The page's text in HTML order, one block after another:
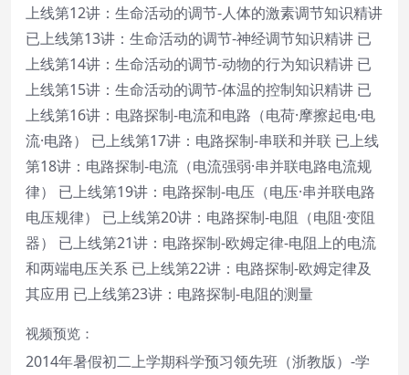
上线第12讲：生命活动的调节-人体的激素调节知识精讲
已上线第13讲：生命活动的调节-神经调节知识精讲 已
上线第14讲：生命活动的调节-动物的行为知识精讲 已
上线第15讲：生命活动的调节-体温的控制知识精讲 已
上线第16讲：电路探制-电流和电路（电荷·摩擦起电·电
流·电路） 已上线第17讲：电路探制-串联和并联 已上线
第18讲：电路探制-电流（电流强弱·串并联电路电流规
律） 已上线第19讲：电路探制-电压（电压·串并联电路
电压规律） 已上线第20讲：电路探制-电阻（电阻·变阻
器） 已上线第21讲：电路探制-欧姆定律-电阻上的电流
和两端电压关系 已上线第22讲：电路探制-欧姆定律及
其应用 已上线第23讲：电路探制-电阻的测量
视频预览：
2014年暑假初二上学期科学预习领先班（浙教版）-学